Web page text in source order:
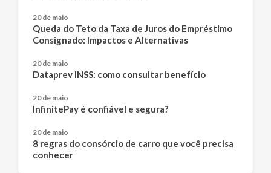
20 de maio
Queda do Teto da Taxa de Juros do Empréstimo
Consignado: Impactos e Alternativas
20 de maio
Dataprev INSS: como consultar benefício
20 de maio
InfinitePay é confiável e segura?
20 de maio
8 regras do consórcio de carro que você precisa
conhecer